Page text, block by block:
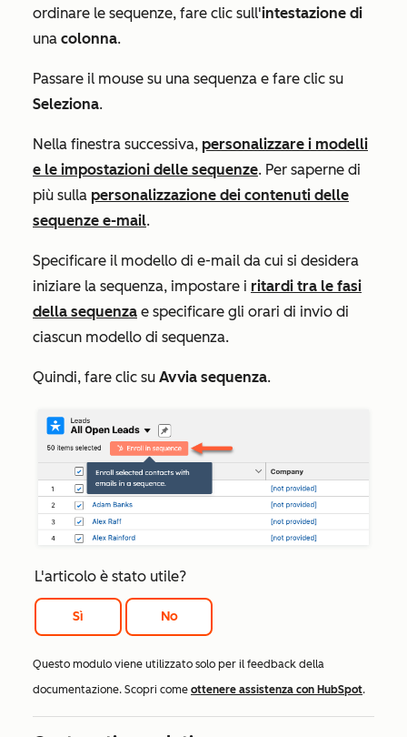
ordinare le sequenze, fare clic sull'intestazione di
una colonna.
Passare il mouse su una sequenza e fare clic su
Seleziona.
Nella finestra successiva, personalizzare i modelli
e le impostazioni delle sequenze. Per saperne di
più sulla personalizzazione dei contenuti delle
sequenze e-mail.
Specificare il modello di e-mail da cui si desidera
iniziare la sequenza, impostare i ritardi tra le fasi
della sequenza e specificare gli orari di invio di
ciascun modello di sequenza.
Quindi, fare clic su Avvia sequenza.
L'articolo è stato utile?
Sì No
Questo modulo viene utilizzato solo per il feedback della
documentazione. Scopri come ottenere assistenza con HubSpot.